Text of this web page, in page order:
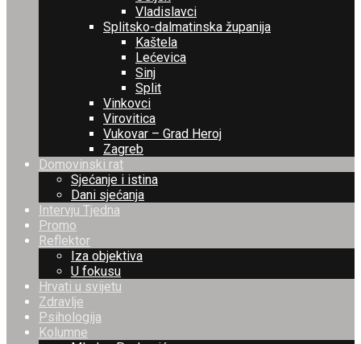
Vladislavci
Splitsko-dalmatinska županija
Kaštela
Lećevica
Sinj
Split
Vinkovci
Virovitica
Vukovar – Grad Heroj
Zagreb
Domovinski rat
Sjećanje i istina
Dani sjećanja
Intervju Tjedna
Promo
Reflektor
Iza objektiva
U fokusu
Hrvati u svijetu
Zdravlje
Psihologija
Kolumne